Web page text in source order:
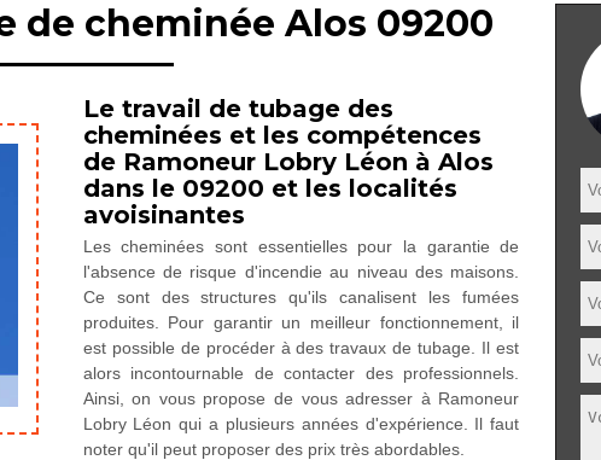
de cheminée Alos 09200
Le travail de tubage des
cheminées et les compétences
de Ramoneur Lobry Léon à Alos
dans le 09200 et les localités
avoisinantes
Les cheminées sont essentielles pour la garantie de
l'absence de risque d'incendie au niveau des maisons.
Ce sont des structures qu'ils canalisent les fumées
produites. Pour garantir un meilleur fonctionnement, il
est possible de procéder à des travaux de tubage. Il est
alors incontournable de contacter des professionnels.
Ainsi, on vous propose de vous adresser à Ramoneur
Lobry Léon qui a plusieurs années d'expérience. Il faut
noter qu'il peut proposer des prix très abordables.